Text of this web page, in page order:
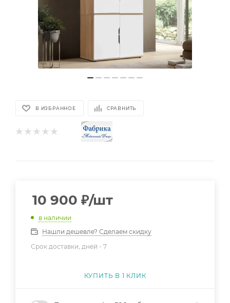
В ИЗБРАННОЕ СРАВНИТЬ
10 900 ₽/шт
в наличии
Нашли дешевле? Сделаем скидку
Срок доставки, дней - 7
КУПИТЬ В 1 КЛИК